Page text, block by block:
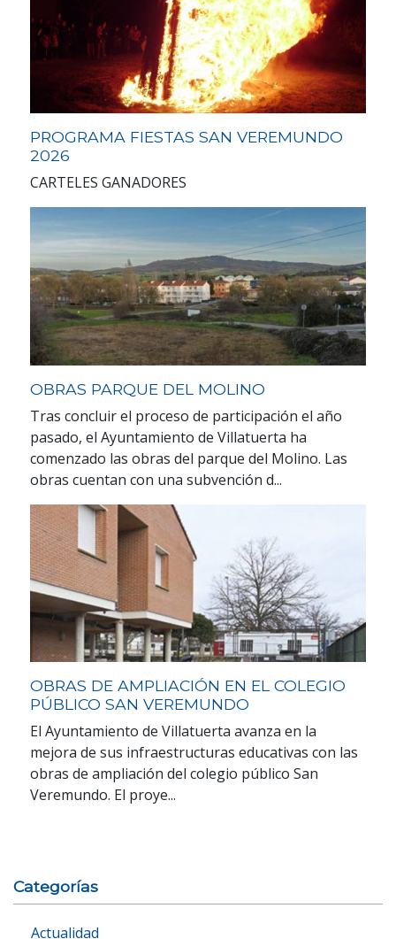
PROGRAMA FIESTAS SAN VEREMUNDO
2026
CARTELES GANADORES
OBRAS PARQUE DEL MOLINO
Tras concluir el proceso de participación el año
pasado, el Ayuntamiento de Villatuerta ha
comenzado las obras del parque del Molino. Las
obras cuentan con una subvención d...
OBRAS DE AMPLIACIÓN EN EL COLEGIO
PÚBLICO SAN VEREMUNDO
El Ayuntamiento de Villatuerta avanza en la
mejora de sus infraestructuras educativas con las
obras de ampliación del colegio público San
Veremundo. El proye...
Categorías
Actualidad